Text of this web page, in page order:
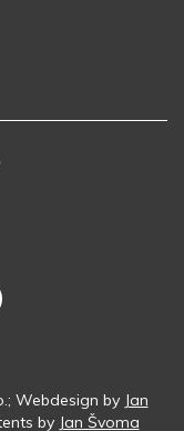
Webdesign by Jan
by Jan Švoma